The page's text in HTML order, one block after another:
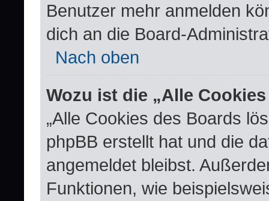
Benutzer mehr anmelden
dich an die Board-
Nach oben
Wozu ist die „Alle
„Alle Cookies des Boards
phpBB erstellt hat und die
angemeldet bleibst.
Funktionen, wie